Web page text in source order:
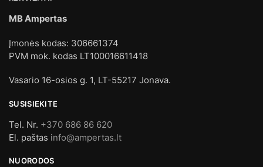
MB Ampertas
Įmonės kodas: 306661374
PVM mok. kodas LT100016611418
Vasario 16-osios g. 1, LT-55217 Jonava.
SUSISIEKITE
Tel. Nr. +370 686 86 620
El. paštas info@ampertas.lt
NUORODOS